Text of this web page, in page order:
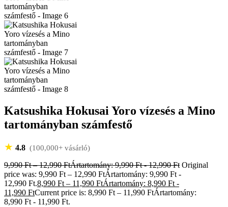
Katsushika Hokusai Yoro vízesés a Mino
tartományban számfestő
★ 4.8 (100,000+ vásárló)
9,990Ft – 12,990FtÁrtartomány: 9,990 Ft - 12,990 Ft Original
price was: 9,990 Ft – 12,990 FtÁrtartomány: 9,990 Ft -
12,990 Ft.8,990 Ft – 11,990 FtÁrtartomány: 8,990 Ft -
11,990 FtCurrent price is: 8,990 Ft – 11,990 FtÁrtartomány:
8,990 Ft - 11,990 Ft.